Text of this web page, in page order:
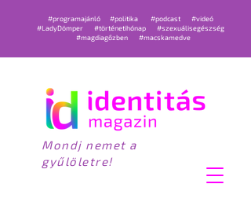
#programajánló #politika #podcast
#videó
#LadyDömper
#történetihónap
#szexuálisegészség
#magdiagőzben
#macskamedve
Mondj nemet a
gyűlöletre!